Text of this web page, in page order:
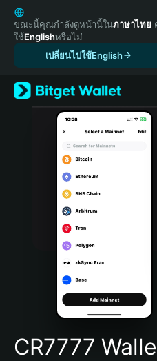
English
日本語
Tiếng Việt
Español (Latinoamérica)
Türkçe
Italiano
Português (Portugal)
Bahasa Indonesia
Português (Brasil)
Español (Argentina)
ขณะนี้คุณกำลังดูหน้านี้ในภาษาไทย
ใช้Englishหรือไม่
เปลี่ยนไปใช้English
CR7777